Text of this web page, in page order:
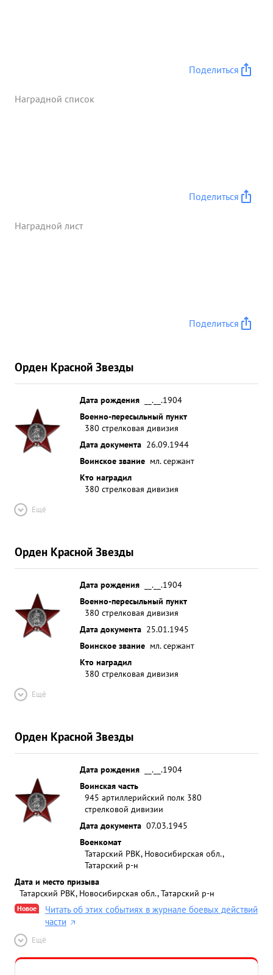
Поделиться
Наградной список
Поделиться
Наградной лист
Поделиться
Орден Красной Звезды
Дата рождения
__.__.1904
Военно-пересыльный пункт
380 стрелковая дивизия
Дата документа 26.09.1944
Воинское звание мл. сержант
Кто наградил
380 стрелковая дивизия
Ещё
Орден Красной Звезды
Дата рождения
__.__.1904
Военно-пересыльный пункт
380 стрелковая дивизия
Дата документа 25.01.1945
Воинское звание мл. сержант
Кто наградил
380 стрелковая дивизия
Ещё
Орден Красной Звезды
Дата рождения
__.__.1904
Воинская часть
945 артиллерийский полк 380
стрелковой дивизии
Дата документа 07.03.1945
Военкомат
Татарский РВК, Новосибирская обл.,
Татарский р-н
Дата и место призыва
Татарский РВК, Новосибирская обл., Татарский р-н
Новое
Читать об этих событиях в журнале боевых действий
части
Ещё